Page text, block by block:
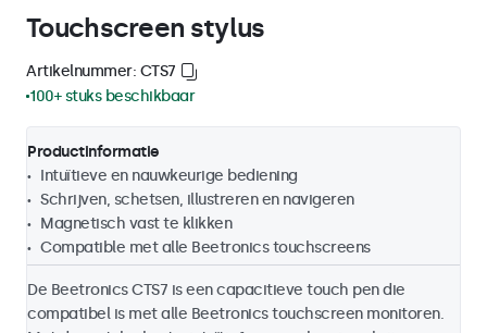
Touchscreen stylus
Artikelnummer: CTS7
100+ stuks beschikbaar
Productinformatie
Intuïtieve en nauwkeurige bediening
Schrijven, schetsen, illustreren en navigeren
Magnetisch vast te klikken
Compatible met alle Beetronics touchscreens
De Beetronics CTS7 is een capacitieve touch pen die
compatibel is met alle Beetronics touchscreen monitoren.